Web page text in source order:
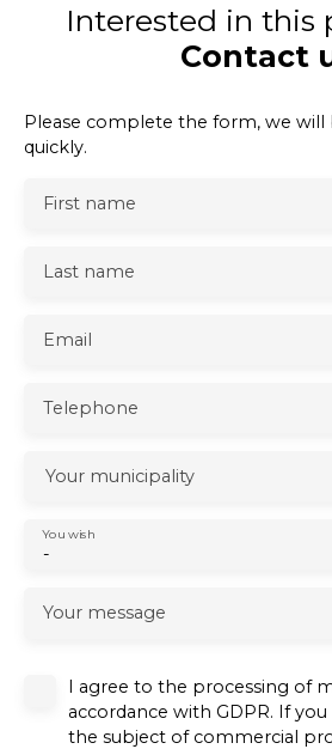
Interested in this
Contact
Please complete the form, we will
quickly.
First name
Last name
Email
Telephone
Your municipality
-
You wish
Your message
I agree to the processing of
accordance with GDPR. If
the subject of commercial